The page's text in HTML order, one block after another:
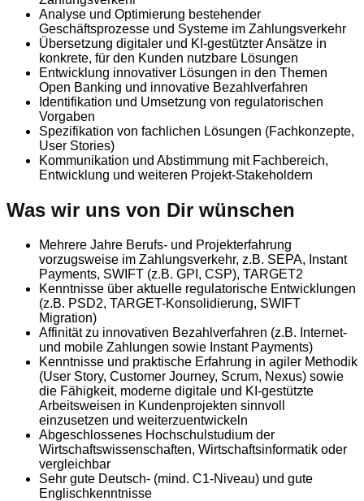
Analyse und Optimierung bestehender
Geschäftsprozesse und Systeme im Zahlungsverkehr
Übersetzung digitaler und KI-gestützter Ansätze in
konkrete, für den Kunden nutzbare Lösungen
Entwicklung innovativer Lösungen in den Themen
Open Banking und innovative Bezahlverfahren
Identifikation und Umsetzung von regulatorischen
Vorgaben
Spezifikation von fachlichen Lösungen (Fachkonzepte,
User Stories)
Kommunikation und Abstimmung mit Fachbereich,
Entwicklung und weiteren Projekt-Stakeholdern
Was wir uns von Dir wünschen
Mehrere Jahre Berufs- und Projekterfahrung
vorzugsweise im Zahlungsverkehr, z.B. SEPA, Instant
Payments, SWIFT (z.B. GPI, CSP), TARGET2
Kenntnisse über aktuelle regulatorische Entwicklungen
(z.B. PSD2, TARGET-Konsolidierung, SWIFT
Migration)
Affinität zu innovativen Bezahlverfahren (z.B. Internet-
und mobile Zahlungen sowie Instant Payments)
Kenntnisse und praktische Erfahrung in agiler Methodik
(User Story, Customer Journey, Scrum, Nexus) sowie
die Fähigkeit, moderne digitale und KI-gestützte
Arbeitsweisen in Kundenprojekten sinnvoll
einzusetzen und weiterzuentwickeln
Abgeschlossenes Hochschulstudium der
Wirtschaftswissenschaften, Wirtschaftsinformatik oder
vergleichbar
Sehr gute Deutsch- (mind. C1-Niveau) und gute
Englischkenntnisse